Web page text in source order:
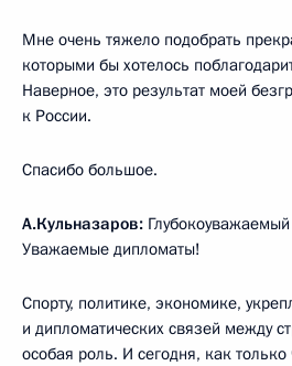
Мне очень тяжело подобрать
которыми бы хотелось
Наверное, это результат моей
к России.
Спасибо большое.
А.Кульназаров:
Уважаемые дипломаты!
Спорту, политике, экономике,
и дипломатических связей между
особая роль. И сегодня, как только